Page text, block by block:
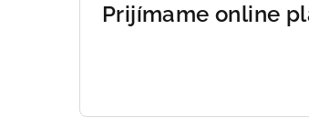
Prijímame online